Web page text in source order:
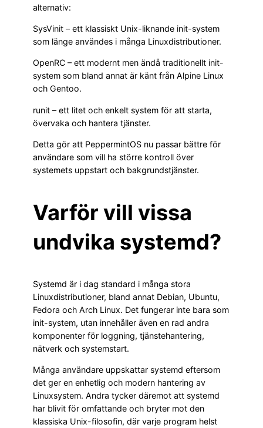
alternativ:
SysVinit – ett klassiskt Unix-liknande init-system
som länge användes i många Linuxdistributioner.
OpenRC – ett modernt men ändå traditionellt init-
system som bland annat är känt från Alpine Linux
och Gentoo.
runit – ett litet och enkelt system för att starta,
övervaka och hantera tjänster.
Detta gör att PeppermintOS nu passar bättre för
användare som vill ha större kontroll över
systemets uppstart och bakgrundstjänster.
Varför vill vissa
undvika systemd?
Systemd är i dag standard i många stora
Linuxdistributioner, bland annat Debian, Ubuntu,
Fedora och Arch Linux. Det fungerar inte bara som
init-system, utan innehåller även en rad andra
komponenter för loggning, tjänstehantering,
nätverk och systemstart.
Många användare uppskattar systemd eftersom
det ger en enhetlig och modern hantering av
Linuxsystem. Andra tycker däremot att systemd
har blivit för omfattande och bryter mot den
klassiska Unix-filosofin, där varje program helst